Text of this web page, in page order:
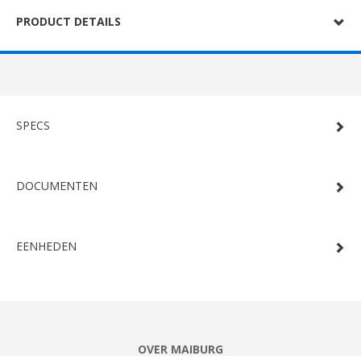
PRODUCT DETAILS
SPECS
DOCUMENTEN
EENHEDEN
OVER MAIBURG